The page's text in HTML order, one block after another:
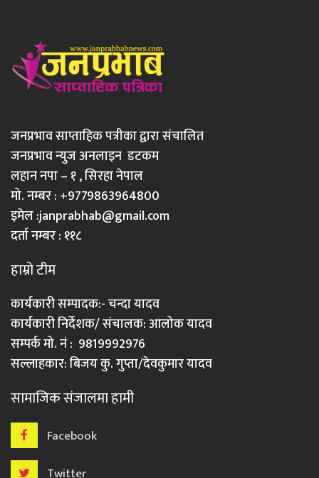
जनप्रभाव साप्ताहिक पत्रीका द्वारा संचालित
जनप्रभाव न्युज अनलाइन डटकम
लहान नपा – १ , सिरहा नेपाल
मो. नम्बर : +9779863964800
इमेल :janprabhab@gmail.com
दर्ता नम्बर : ११८
हाम्रो टीम
कार्यकारी सम्पादक:- चन्दा यादव
कार्यकारी निर्देशक/ संचालक: आलोक यादव
सम्पर्क मो. नं : 9819992976
सल्लाहकार: बिजय कु. गुप्ता/देवकुमार यादव
सामाजिक संजालमा हामी
Facebook
Twitter